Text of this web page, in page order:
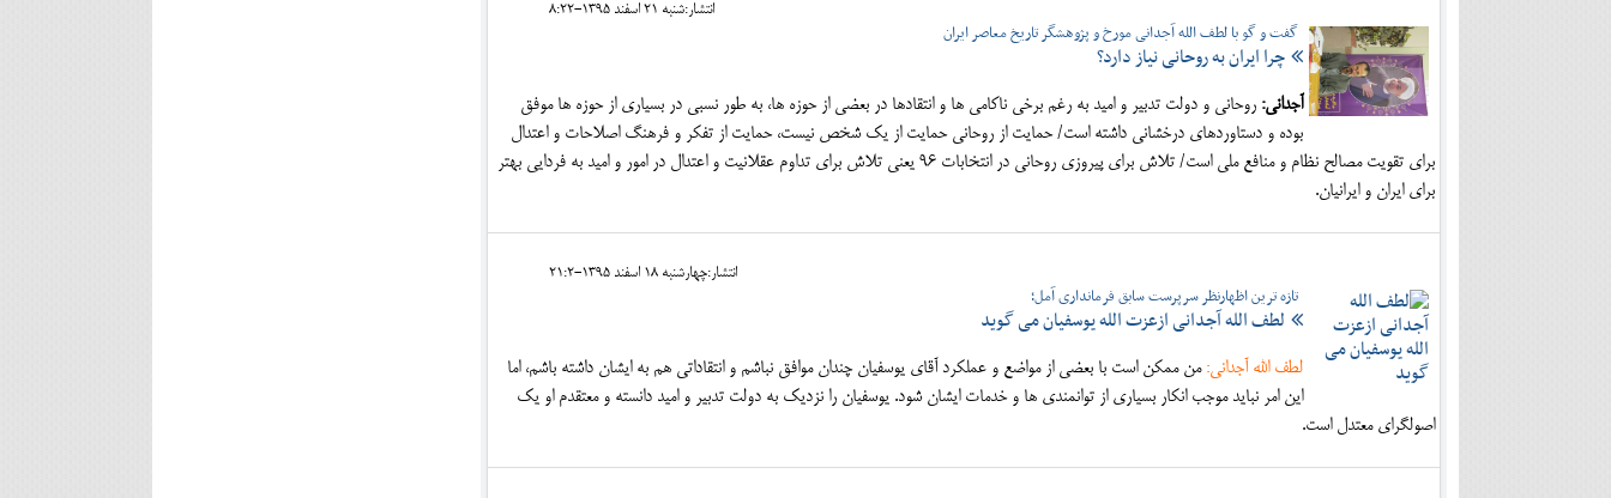
انتشار:شنبه 21 اسفند 1395-8:22
گفت و گو با لطف الله آجدانی مورخ و پژوهشگر تاریخ معاصر ایران
چرا ایران به روحانی نیاز دارد؟
آجدانی: روحانی و دولت تدبیر و امید به رغم برخی ناکامی ها و انتقادها در بعضی از حوزه ها، به طور نسبی در بسیاری از حوزه ها موفق
بوده و دستاوردهای درخشانی داشته است/ حمایت از روحانی حمایت از یک شخص نیست، حمایت از تفکر و فرهنگ اصلاحات و اعتدال
برای تقویت مصالح نظام و منافع ملی است/ تلاش برای پیروزی روحانی در انتخابات 96 یعنی تلاش برای تداوم عقلانیت و اعتدال در امور و امید به فردایی بهتر
برای ایران و ایرانیان.
انتشار:چهارشنبه 18 اسفند 1395-21:2
تازه ترین اظهارنظر سرپرست سابق فرمانداری آمل؛
لطف الله آجدانی ازعزت الله یوسفیان می گوید
لطف الله آجدانی: من ممکن است با بعضی از مواضع و عملکرد آقای یوسفیان چندان موافق نباشم و انتقاداتی هم به ایشان داشته باشم، اما
این امر نباید موجب انکار بسیاری از توانمندی ها و خدمات ایشان شود. یوسفیان را نزدیک به دولت تدبیر و امید دانسته و معتقدم او یک
اصولگرای معتدل است.